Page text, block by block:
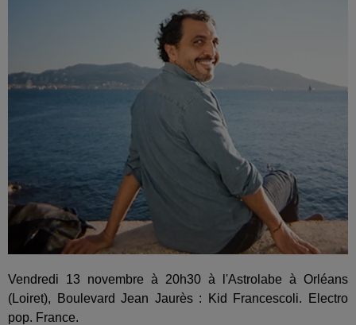
Vendredi 13 novembre à 20h30 à l'Astrolabe à Orléans
(Loiret), Boulevard Jean Jaurès : Kid Francescoli. Electro
pop. France.